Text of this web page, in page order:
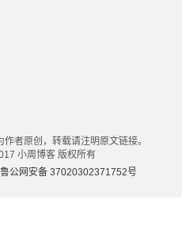
者原创，转载请注明原文链接。
小周博客 版权所有
鲁公网安备 37020302371752号